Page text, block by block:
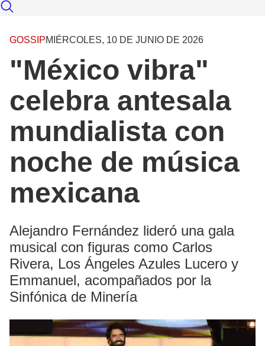
GOSSIPMIÉRCOLES, 10 DE JUNIO DE 2026
"México vibra"
celebra antesala
mundialista con
noche de música
mexicana
Alejandro Fernández lideró una gala
musical con figuras como Carlos
Rivera, Los Ángeles Azules Lucero y
Emmanuel, acompañados por la
Sinfónica de Minería